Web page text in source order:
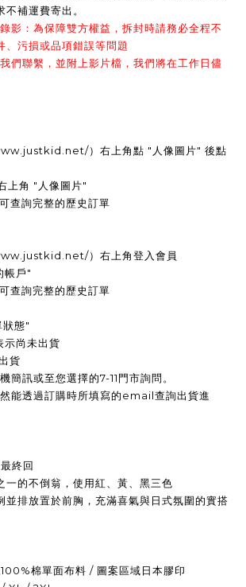
補運費寄出。
影：為保障雙方權益，拆封時請務必全程不
、污損或品項錯誤等問題
們聯繫，並附上影片檔，我們將在工作日儘
）右上角點 "人像圖片" 後點
上角 "人像圖片"
查詢完整的歷史訂單
）右上角登入會員
帳戶"
查詢完整的歷史訂單
態"
示尚未出貨
貨
簡訊或至您選擇的7-11門市詢問。
能透過訂購時所填寫的email查詢出貨進
終回
一的不倒翁，使用紅、黃、黑三色
並排放置於前胸，充滿喜氣與日式氛圍的實搭
棉單面布料 / 圖案區域日本膠印